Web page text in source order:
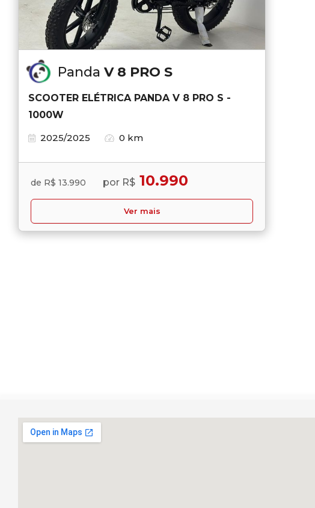
Panda V 8 PRO S
SCOOTER ELÉTRICA PANDA V 8 PRO S -
1000W
2025/2025
0 km
de R$ 13.990 por R$ 10.990
Ver mais